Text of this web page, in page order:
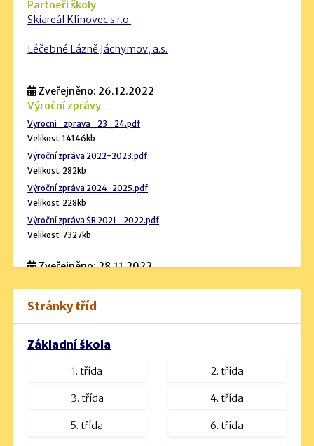
Partneři školy
Skiareál Klínovec s.r.o.
Léčebné Lázně Jáchymov, a.s.
Zveřejněno: 26.12.2022
Výroční zprávy
Vyrocni_zprava_23_24.pdf
Velikost: 14146kb
Výroční zpráva 2022-2023.pdf
Velikost: 282kb
Výroční zpráva 2024-2025.pdf
Velikost: 228kb
Výroční zpráva ŠR 2021_2022.pdf
Velikost: 7327kb
Zveřejněno: 28.11.2022
Návrh rozpočtu 2024 (podrobný).pdf
Velikost: 534kb
Velikost: 16kb
Velikost: 1230kb
Stránky tříd
Základní škola
1. třída 2. třída
3. třída 4. třída
5. třída 6. třída